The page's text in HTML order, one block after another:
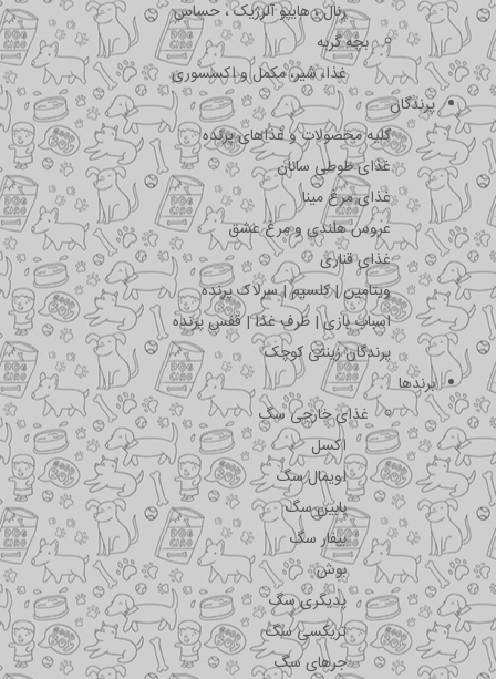
رنال ، هایپو آلرژیک ، حساس
بچه گربه
غذا، شیر، مکمل و اکسسوری
پرندگان
کلیه محصولات و غذاهای پرنده
غذای طوطی سانان
غذای مرغ مینا
عروس هلندی و مرغ عشق
غذای قناری
ویتامین | کلسیم | سرلاک پرنده
اسباب بازی | ظرف غذا | قفس پرنده
پرندگان زینتی کوچک
برندها
غذای خارجی سگ
اکسل
اویمال سگ
بابین سگ
بیفار سگ
بوش
پدیگری سگ
تریکسی سگ
جرهای سگ